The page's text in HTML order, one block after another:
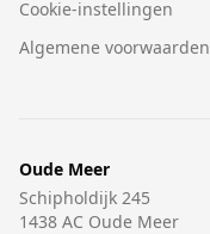
Cookie-instellingen
Algemene voorwaarden
Oude Meer
Schipholdijk 245
1438 AC Oude Meer